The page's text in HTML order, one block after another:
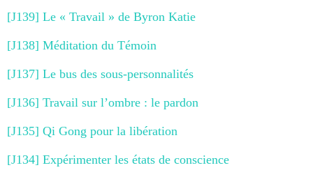
[J139] Le « Travail » de Byron Katie
[J138] Méditation du Témoin
[J137] Le bus des sous-personnalités
[J136] Travail sur l’ombre : le pardon
[J135] Qi Gong pour la libération
[J134] Expérimenter les états de conscience